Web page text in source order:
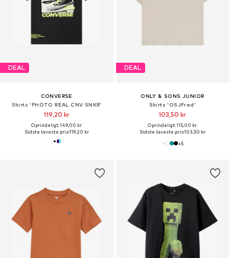
DEAL
CONVERSE
Shirts 'PHOTO REAL CNV SNKR'
119,20 kr
Oprindeligt: 149,00 kr
Sidste laveste pris:119,20 kr
DEAL
ONLY & SONS JUNIOR
Shirts 'OSJFred'
103,50 kr
Oprindeligt: 115,00 kr
Sidste laveste pris:103,50 kr
+5